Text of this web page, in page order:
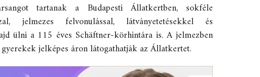
tartanak a Budapesti Állatkertben, sokféle
jelmezes felvonulással, látványetetésekkel és
ülni a 115 éves Schäftner-körhintára is. A jelmezben
jelképes áron látogathatják az Állatkertet.